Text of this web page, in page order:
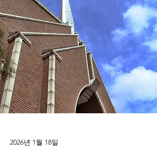
2026년 1월 18일